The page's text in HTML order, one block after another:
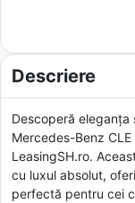
Descriere
Descoperă
Mercedes-Benz
LeasingSH.ro.
cu luxul absolut,
perfectă pentru cei